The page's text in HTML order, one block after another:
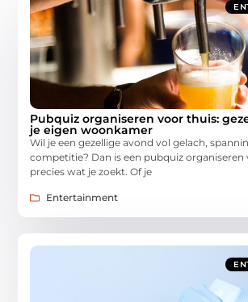
Pubquiz organiseren voor thuis:
je eigen woonkamer
Wil je een gezellige avond vol gelach,
competitie? Dan is een pubquiz organiseren
precies wat je zoekt. Of je
Entertainment